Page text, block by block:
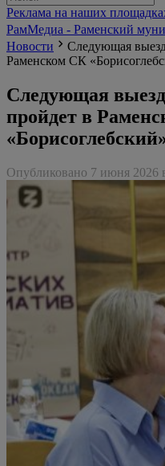
Реклама на наших
РамМедиа - Раменский
Новости
Следующая
Раменском СК
Следующая
пройдет в
Опубликовано 7 июня 2026